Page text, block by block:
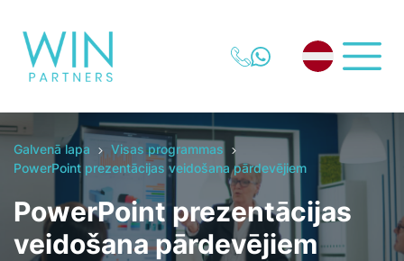
Galvenā lapa
Visas programmas
PowerPoint prezentācijas veidošana pārdevējiem
PowerPoint prezentācijas
veidošana pārdevējiem